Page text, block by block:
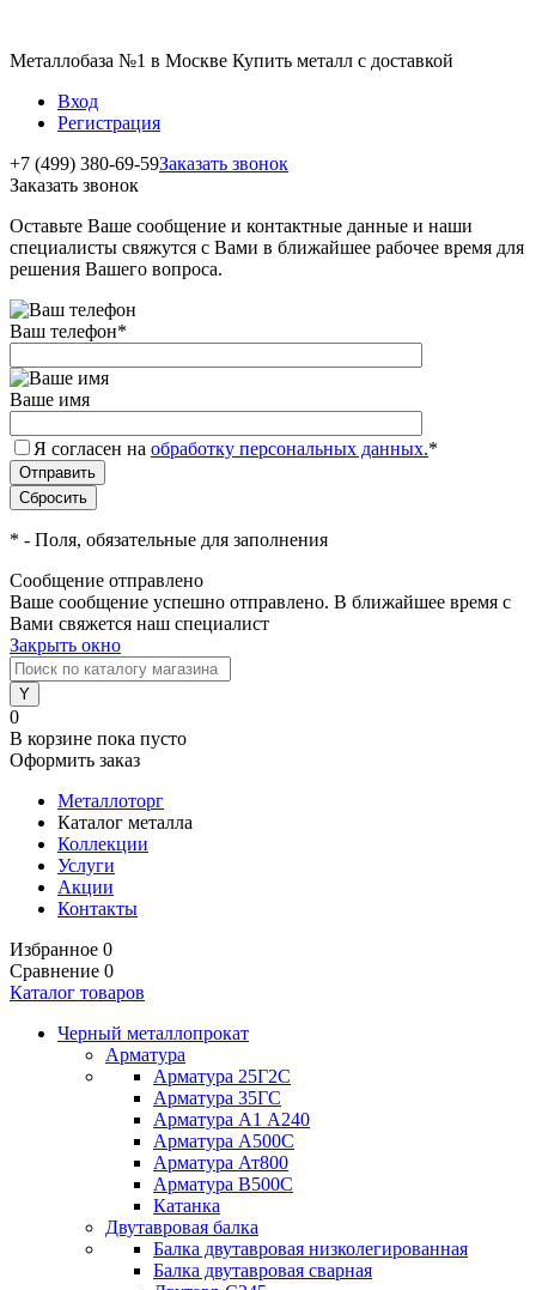
Металлобаза №1 в Москве Купить металл с доставкой
Вход
Регистрация
+7 (499) 380-69-59Заказать звонок
Заказать звонок
Оставьте Ваше сообщение и контактные данные и наши
специалисты свяжутся с Вами в ближайшее рабочее время для
решения Вашего вопроса.
Ваш телефон*
Ваше имя
Я согласен на обработку персональных данных.*
* - Поля, обязательные для заполнения
Сообщение отправлено
Ваше сообщение успешно отправлено. В ближайшее время с
Вами свяжется наш специалист
Закрыть окно
0
В корзине пока пусто
Оформить заказ
Металлоторг
Каталог металла
Коллекции
Услуги
Акции
Контакты
Избранное 0
Сравнение 0
Каталог товаров
Черный металлопрокат
Арматура
Арматура 25Г2С
Арматура 35ГС
Арматура А1 А240
Арматура А500С
Арматура Ат800
Арматура В500С
Катанка
Двутавровая балка
Балка двутавровая низколегированная
Балка двутавровая сварная